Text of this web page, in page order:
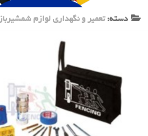
دسته:تعمیر و نگهداری لوازم شمشیربازی